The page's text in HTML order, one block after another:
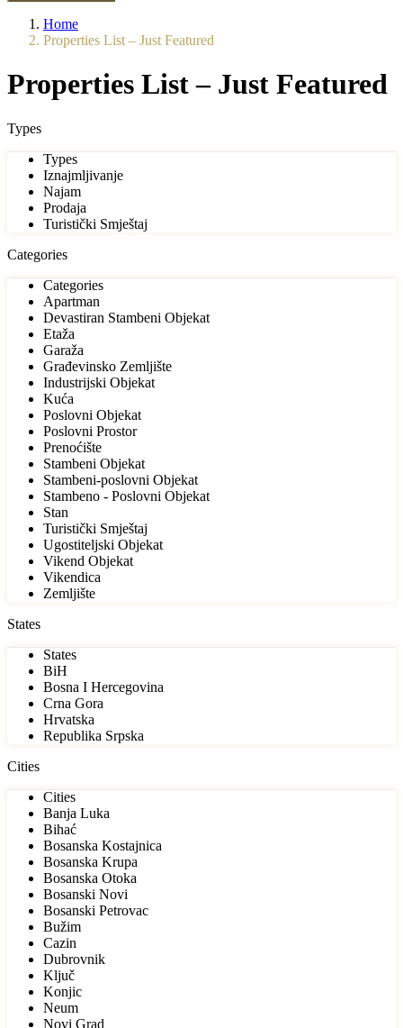
Home
Properties List – Just Featured
Properties List – Just Featured
Types
Types
Iznajmljivanje
Najam
Prodaja
Turistički Smještaj
Categories
Categories
Apartman
Devastiran Stambeni Objekat
Etaža
Garaža
Građevinsko Zemljište
Industrijski Objekat
Kuća
Poslovni Objekat
Poslovni Prostor
Prenoćište
Stambeni Objekat
Stambeni-poslovni Objekat
Stambeno - Poslovni Objekat
Stan
Turistički Smještaj
Ugostiteljski Objekat
Vikend Objekat
Vikendica
Zemljište
States
States
BiH
Bosna I Hercegovina
Crna Gora
Hrvatska
Republika Srpska
Cities
Cities
Banja Luka
Bihać
Bosanska Kostajnica
Bosanska Krupa
Bosanska Otoka
Bosanski Novi
Bosanski Petrovac
Bužim
Cazin
Dubrovnik
Ključ
Konjic
Neum
Novi Grad